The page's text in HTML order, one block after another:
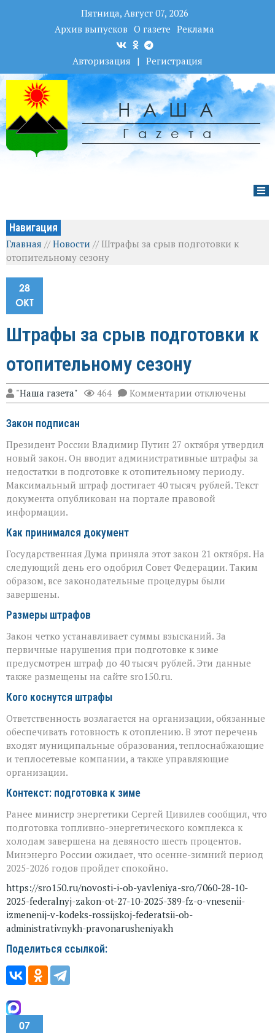
Пятница, Август 07, 2026
Архив выпусков О газете Реклама
Авторизация | Регистрация
НАША
Гаzета
Навигация
Главная //Новости // Штрафы за срыв подготовки к
отопительному сезону
28
ОКТ
Штрафы за срыв подготовки к
отопительному сезону
"Наша газета" 464 Комментарии к
записи
подготовки
к
отопительному
сезону
отключены
Закон подписан
Президент России Владимир Путин 27 октября утвердил
новый закон. Он вводит административные штрафы за
недостатки в подготовке к отопительному периоду.
Максимальный штраф достигает 40 тысяч рублей. Текст
документа опубликован на портале правовой
информации.
Как принимался документ
Государственная Дума приняла этот закон 21 октября. На
следующий день его одобрил Совет Федерации. Таким
образом, все законодательные процедуры были
завершены.
Размеры штрафов
Закон четко устанавливает суммы взысканий. За
первичные нарушения при подготовке к зиме
предусмотрен штраф до 40 тысяч рублей. Эти данные
также размещены на сайте sro150.ru.
Кого коснутся штрафы
Ответственность возлагается на организации, обязанные
обеспечивать готовность к отоплению. В этот перечень
входят муниципальные образования, теплоснабжающие
и теплосетевые компании, а также управляющие
организации.
Контекст: подготовка к зиме
Ранее министр энергетики Сергей Цивилев сообщил, что
подготовка топливно-энергетического комплекса к
холодам завершена на девяносто шесть процентов.
Минэнерго России ожидает, что осенне-зимний период
2025-2026 годов пройдет спокойно.
https://sro150.ru/novosti-i-ob-yavleniya-sro/7060-28-10-
2025-federalnyj-zakon-ot-27-10-2025-389-fz-o-vnesenii-
izmenenij-v-kodeks-rossijskoj-federatsii-ob-
administrativnykh-pravonarusheniyakh
Поделиться ссылкой:
07